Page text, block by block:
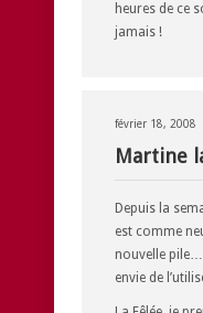
heures de ce
jamais !
février 18, 2008
Martine
Depuis la
est comme
nouvelle
envie de